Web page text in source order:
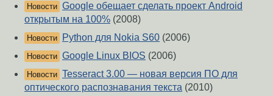
Новости Google обещает сделать проект Android
открытым на 100% (2008)
Новости Python для Nokia S60 (2006)
Новости Google Linux BIOS (2006)
Новости Tesseract 3.00 — новая версия ПО для
оптического распознавания текста (2010)